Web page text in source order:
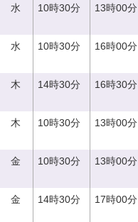
水 10時30分 13時00分
水 10時30分 16時00分
木 14時30分 16時30分
木 10時30分 13時00分
金 10時30分 13時00分
金 14時30分 17時00分